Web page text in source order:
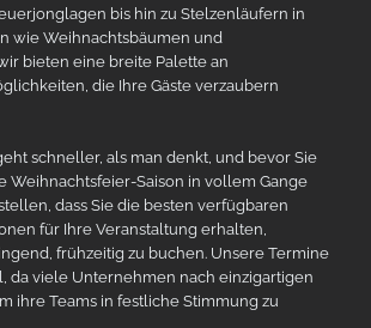
bis hin zu Stelzenläufern in
wie Weihnachtsbäumen und
bieten eine breite Palette an
die Ihre Gäste verzaubern
schneller, als man denkt, und bevor Sie
Weihnachtsfeier-Saison in vollem Gange
dass Sie die besten verfügbaren
für Ihre Veranstaltung erhalten,
frühzeitig zu buchen. Unsere Termine
da viele Unternehmen nach einzigartigen
ihre Teams in festliche Stimmung zu